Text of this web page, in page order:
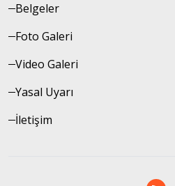
Belgeler
Foto Galeri
Video Galeri
Yasal Uyarı
İletişim